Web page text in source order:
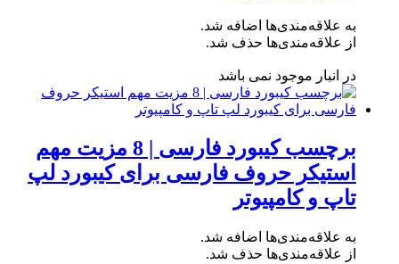
به علاقه‌مندی‌ها اضافه شد.
از علاقه‌مندی‌ها حذف شد.
در انبار موجود نمی باشد
برچسب کیبورد فارسی | 8 مزیت مهم
استیکر حروف فارسی برای کیبورد لپ
تاپ و کامپیوتر
به علاقه‌مندی‌ها اضافه شد.
از علاقه‌مندی‌ها حذف شد.